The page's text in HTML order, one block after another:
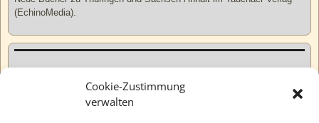
Cookie-Zustimmung
verwalten
(EchinoMedia).